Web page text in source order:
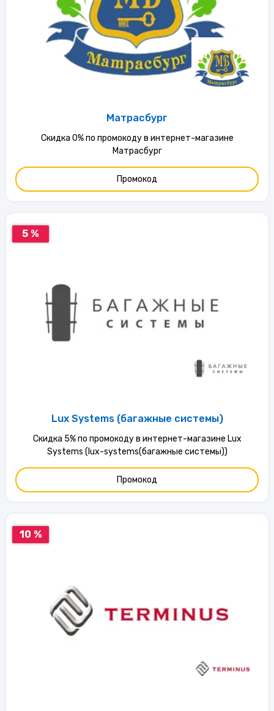
Матрасбург
Скидка 0% по промокоду в интернет-магазине
Матрасбург
Промокод
5 %
Lux Systems (багажные системы)
Скидка 5% по промокоду в интернет-магазине Lux
Systems (lux-systems(багажные системы))
Промокод
10 %